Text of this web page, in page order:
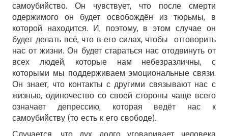
самоубийство. Он чувствует, что после смерти
одержимого он будет освобождён из тюрьмы, в
которой находится. И, поэтому, в этом случае он
будет делать всё, что в его силах, чтобы отговорить
нас от жизни. Он будет стараться нас отодвинуть от
всех людей, которые нам небезразличны, с
которыми мы поддерживаем эмоциональные связи.
Он знает, что контакты с другими связывают нас с
жизнью, одиночество со своей стороны чаще всего
означает депрессию, которая ведёт нас к
самоубийству (то есть к его свободе).